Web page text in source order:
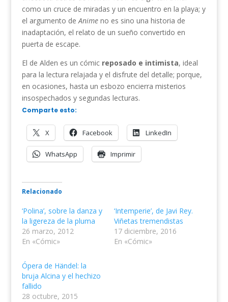
como un cruce de miradas y un encuentro en la playa; y
el argumento deAnimeno es sino una historia de
inadaptación, el relato de un sueño convertido en
puerta de escape.
El de Alden es un cómic reposado e intimista, ideal
para la lectura relajada y el disfrute del detalle; porque,
en ocasiones, hasta un esbozo encierra misterios
insospechados y segundas lecturas.
Comparte esto:
X Facebook LinkedIn
WhatsApp Imprimir
Relacionado
‘Polina’, sobre la danza y
la ligereza de la pluma
26 marzo, 2012
En «Cómic»
‘Intemperie’, de Javi Rey.
Viñetas tremendistas
17 diciembre, 2016
En «Cómic»
Ópera de Händel: la
bruja Alcina y el hechizo
fallido
28 octubre, 2015